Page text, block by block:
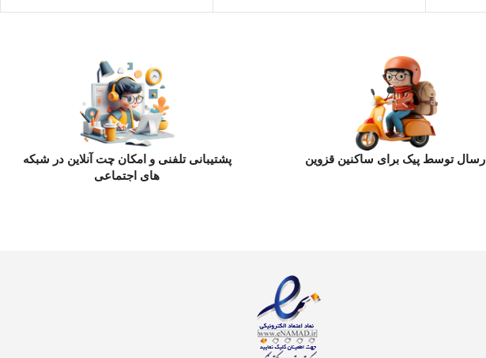
ارسال توسط پیک برای ساکنین قزوین
پشتیبانی تلفنی و امکان چت آنلاین در شبکه
های اجتماعی